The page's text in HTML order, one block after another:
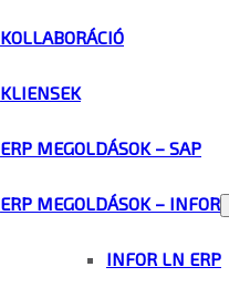
KOLLABORÁCIÓ
KLIENSEK
ERP MEGOLDÁSOK – SAP
ERP MEGOLDÁSOK – INFOR
INFOR LN ERP